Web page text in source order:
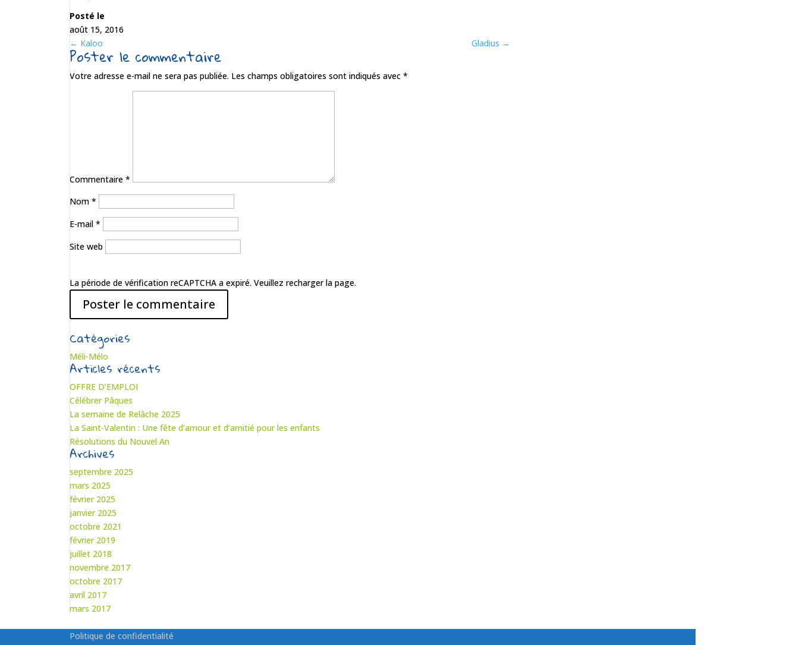
Posté le
août 15, 2016
← Kaloo Gladius →
Poster le commentaire
Votre adresse e-mail ne sera pas publiée. Les champs obligatoires sont indiqués avec *
Commentaire *
Nom *
E-mail *
Site web
La période de vérification reCAPTCHA a expiré. Veuillez recharger la page.
Catégories
Méli-Mélo
Articles récents
OFFRE D’EMPLOI
Célébrer Pâques
La semaine de Relâche 2025
La Saint-Valentin : Une fête d’amour et d’amitié pour les enfants
Résolutions du Nouvel An
Archives
septembre 2025
mars 2025
février 2025
janvier 2025
octobre 2021
février 2019
juillet 2018
novembre 2017
octobre 2017
avril 2017
mars 2017
Politique de confidentialité